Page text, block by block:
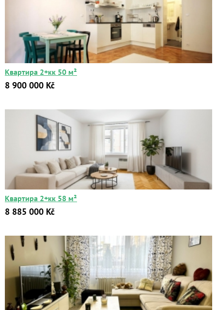
Квартира 2+кк 50 м²
8 900 000 Kč
Квартира 2+кк 58 м²
8 885 000 Kč